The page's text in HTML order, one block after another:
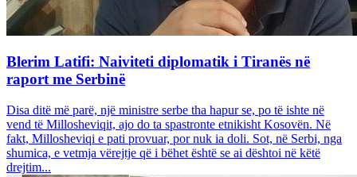
Blerim Latifi: Naiviteti diplomatik i Tiranës në
raport me Serbinë
Disa ditë më parë, një ministre serbe tha hapur se, po të ishte në
vend të Millosheviqit, ajo do ta spastronte etnikisht Kosovën. Në
fakt, Millosheviqi e pati provuar, por nuk ia doli. Sot, në Serbi, nga
shumica, e vetmja vërejtje që i bëhet është se ai dështoi në këtë
drejtim...